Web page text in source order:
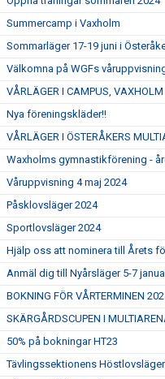
Summercamp i Vaxholm
Sommarläger 17-19 juni i
Välkomna på WGFs
VÅRLÄGER I CAMPUS, VAXHOLM
Nya föreningskläder!!
VÅRLÄGER I ÖSTERÅKERS
Waxholms gymnastikförening -
Våruppvisning 4 maj 2024
Påsklovsläger 2024
Sportlovsläger 2024
Hjälp oss att nominera till Årets
Anmäl dig till Nyårsläger 5-7
BOKNING FÖR VÅRTERMINEN
SKÄRGÅRDSCUPEN I
50% på bokningar HT23
Tävlingssektionens Höstlovsläger